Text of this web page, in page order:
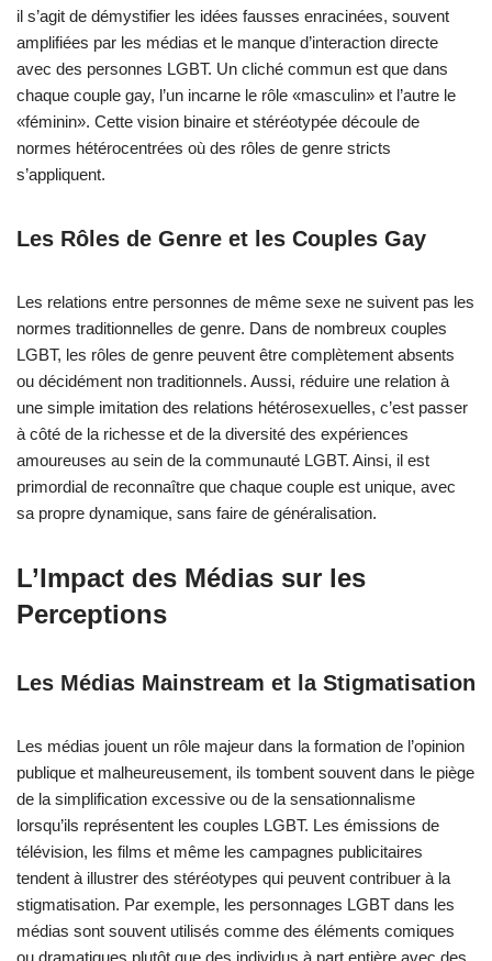
il s’agit de démystifier les idées fausses enracinées, souvent
amplifiées par les médias et le manque d’interaction directe
avec des personnes LGBT. Un cliché commun est que dans
chaque couple gay, l’un incarne le rôle «masculin» et l’autre le
«féminin». Cette vision binaire et stéréotypée découle de
normes hétérocentrées où des rôles de genre stricts
s’appliquent.
Les Rôles de Genre et les Couples Gay
Les relations entre personnes de même sexe ne suivent pas les
normes traditionnelles de genre. Dans de nombreux couples
LGBT, les rôles de genre peuvent être complètement absents
ou décidément non traditionnels. Aussi, réduire une relation à
une simple imitation des relations hétérosexuelles, c’est passer
à côté de la richesse et de la diversité des expériences
amoureuses au sein de la communauté LGBT. Ainsi, il est
primordial de reconnaître que chaque couple est unique, avec
sa propre dynamique, sans faire de généralisation.
L’Impact des Médias sur les
Perceptions
Les Médias Mainstream et la Stigmatisation
Les médias jouent un rôle majeur dans la formation de l’opinion
publique et malheureusement, ils tombent souvent dans le piège
de la simplification excessive ou de la sensationnalisme
lorsqu’ils représentent les couples LGBT. Les émissions de
télévision, les films et même les campagnes publicitaires
tendent à illustrer des stéréotypes qui peuvent contribuer à la
stigmatisation. Par exemple, les personnages LGBT dans les
médias sont souvent utilisés comme des éléments comiques
ou dramatiques plutôt que des individus à part entière avec des